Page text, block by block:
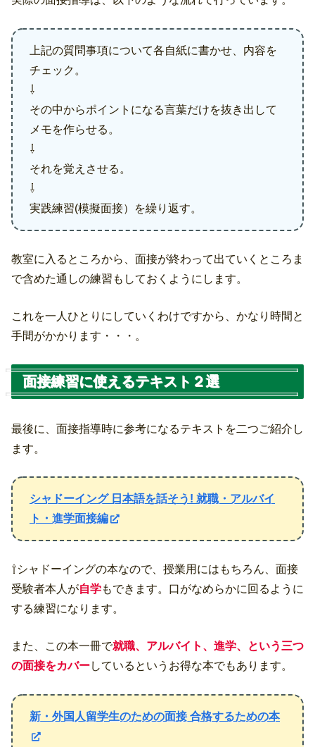
上記の質問事項について各自紙に書かせ、内容を
チェック。
⇩
その中からポイントになる言葉だけを抜き出して
メモを作らせる。
⇩
それを覚えさせる。
⇩
実践練習(模擬面接）を繰り返す。
教室に入るところから、面接が終わって出ていくところま
で含めた通しの練習もしておくようにします。
これを一人ひとりにしていくわけですから、かなり時間と
手間がかかります・・・。
面接練習に使えるテキスト２選
最後に、面接指導時に参考になるテキストを二つご紹介し
ます。
シャドーイング 日本語を話そう! 就職・アルバイ
ト・進学面接編
⇧シャドーイングの本なので、授業用にはもちろん、面接
受験者本人が自学もできます。口がなめらかに回るように
する練習になります。
また、この本一冊で就職、アルバイト、進学、という三つ
の面接をカバーしているというお得な本でもあります。
新・外国人留学生のための面接 合格するための本